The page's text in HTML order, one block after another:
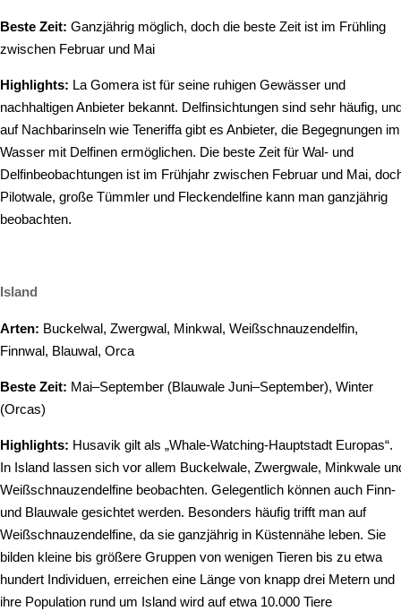
Beste Zeit: Ganzjährig möglich, doch die beste Zeit ist im Frühling
zwischen Februar und Mai
Highlights: La Gomera ist für seine ruhigen Gewässer und
nachhaltigen Anbieter bekannt. Delfinsichtungen sind sehr häufig,
auf Nachbarinseln wie Teneriffa gibt es Anbieter, die Begegnungen im
Wasser mit Delfinen ermöglichen. Die beste Zeit für Wal- und
Delfinbeobachtungen ist im Frühjahr zwischen Februar und Mai,
Pilotwale, große Tümmler und Fleckendelfine kann man ganzjährig
beobachten.
Island
Arten: Buckelwal, Zwergwal, Minkwal, Weißschnauzendelfin,
Finnwal, Blauwal, Orca
Beste Zeit: Mai–September (Blauwale Juni–September), Winter
(Orcas)
Highlights: Husavik gilt als „Whale-Watching-Hauptstadt Europas“.
In Island lassen sich vor allem Buckelwale, Zwergwale, Minkwale
Weißschnauzendelfine beobachten. Gelegentlich können auch Finn-
und Blauwale gesichtet werden. Besonders häufig trifft man auf
Weißschnauzendelfine, da sie ganzjährig in Küstennähe leben. Sie
bilden kleine bis größere Gruppen von wenigen Tieren bis zu etwa
hundert Individuen, erreichen eine Länge von knapp drei Metern und
ihre Population rund um Island wird auf etwa 10.000 Tiere